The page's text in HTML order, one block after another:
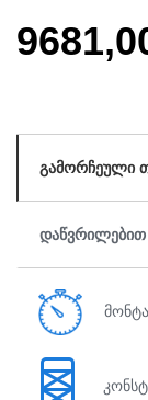
ᲒᲐᲛᲝᲠᲩᲔᲣᲚᲘ
ᲓᲐᲬᲕᲠᲘᲚᲔᲑᲘᲗ